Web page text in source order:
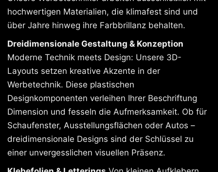
hochwertigen Materialien, die klimafest sind und
über Jahre hinweg ihre Farbbrillanz behalten.
Dreidimensionale Gestaltung & Konzeption
Moderne Technik meets Design: Unsere 3D-
Layouts setzen kreative Akzente in der
Werbetechnik. Diese plastischen
Designkomponenten verleihen Ihrer Beschriftung
Dimension und fesseln die Aufmerksamkeit. Ob für
Schaufenster, Ausstellungsflächen oder Autos –
dreidimensionale Designs sind der Schlüssel zu
einer unvergesslichen visuellen Präsenz.